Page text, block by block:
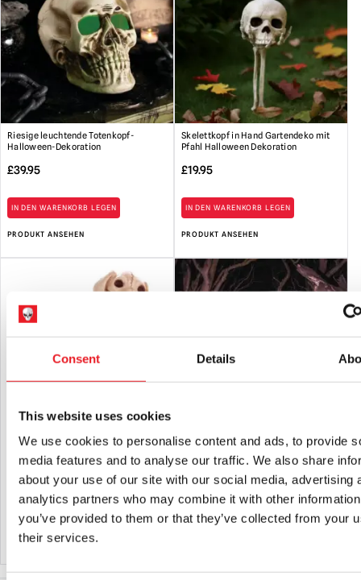
Consent Details
This website uses cookies
We use cookies to personalise content and ads, to provide
media features and to analyse our traffic. We also share
about your use of our site with our social media, advertising
analytics partners who may combine it with other
you’ve provided to them or that they’ve collected from your
their services.
Riesige leuchtende Totenkopf-
Halloween-Dekoration
£39.95
IN DEN WARENKORB LEGEN
PRODUKT ANSEHEN
Skelettkopf in Hand Gartendeko mit
Pfahl Halloween Dekoration
£19.95
IN DEN WARENKORB LEGEN
PRODUKT ANSEHEN
Skelett sitzender Welpe Halloween
Dekoration
24.95
IN DEN WARENKORB LEGEN
PRODUKT ANSEHEN
Skelett Autoaufkleber Halloween
Dekoration
£ 5.95
IN DEN WARENKORB LEGEN